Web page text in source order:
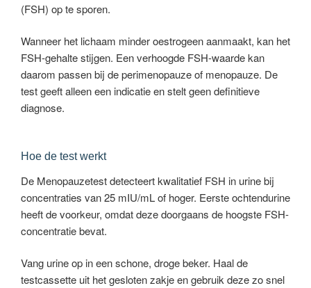
(FSH) op te sporen.
Wanneer het lichaam minder oestrogeen aanmaakt, kan het
FSH-gehalte stijgen. Een verhoogde FSH-waarde kan
daarom passen bij de perimenopauze of menopauze. De
test geeft alleen een indicatie en stelt geen definitieve
diagnose.
Hoe de test werkt
De Menopauzetest detecteert kwalitatief FSH in urine bij
concentraties van 25 mIU/mL of hoger. Eerste ochtendurine
heeft de voorkeur, omdat deze doorgaans de hoogste FSH-
concentratie bevat.
Vang urine op in een schone, droge beker. Haal de
testcassette uit het gesloten zakje en gebruik deze zo snel